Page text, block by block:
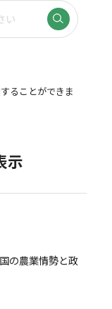
ることができま
示
の農業情勢と政